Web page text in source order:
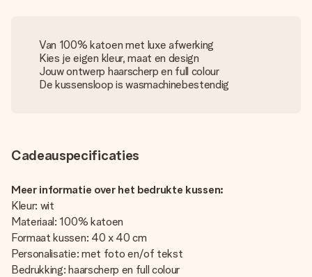
Van 100% katoen met luxe afwerking
Kies je eigen kleur, maat en design
Jouw ontwerp haarscherp en full colour
De kussensloop is wasmachinebestendig
Cadeauspecificaties
Meer informatie over het bedrukte kussen:
Kleur: wit
Materiaal: 100% katoen
Formaat kussen: 40 x 40 cm
Personalisatie: met foto en/of tekst
Bedrukking: haarscherp en full colour